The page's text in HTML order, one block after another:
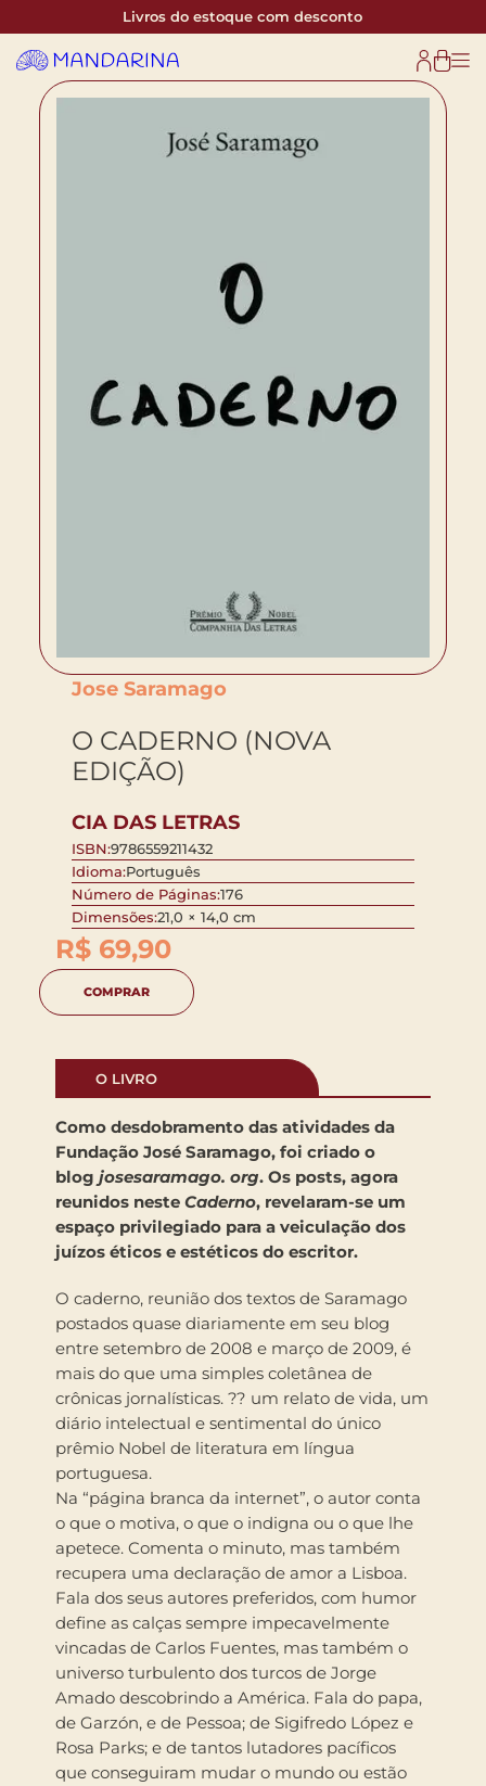
Livros do estoque com desconto
Jose Saramago
O CADERNO (NOVA
EDIÇÃO)
CIA DAS LETRAS
ISBN:9786559211432
Idioma:Português
Número de Páginas:176
Dimensões:21,0 × 14,0 cm
R$ 69,90
COMPRAR
O LIVRO
Como desdobramento das atividades da
Fundação José Saramago, foi criado o
blog josesaramago. org. Os posts, agora
reunidos neste Caderno, revelaram-se um
espaço privilegiado para a veiculação dos
juízos éticos e estéticos do escritor.
O caderno, reunião dos textos de Saramago
postados quase diariamente em seu blog
entre setembro de 2008 e março de 2009, é
mais do que uma simples coletânea de
crônicas jornalísticas. ?? um relato de vida, um
diário intelectual e sentimental do único
prêmio Nobel de literatura em língua
portuguesa.
Na “página branca da internet”, o autor conta
o que o motiva, o que o indigna ou o que lhe
apetece. Comenta o minuto, mas também
recupera uma declaração de amor a Lisboa.
Fala dos seus autores preferidos, com humor
define as calças sempre impecavelmente
vincadas de Carlos Fuentes, mas também o
universo turbulento dos turcos de Jorge
Amado descobrindo a América. Fala do papa,
de Garzón, e de Pessoa; de Sigifredo López e
Rosa Parks; e de tantos lutadores pacíficos
que conseguiram mudar o mundo ou estão